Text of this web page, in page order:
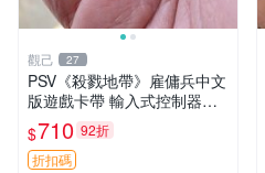
觀己 27
PSV《殺戮地帶》雇傭兵中文
版遊戲卡帶 輸入式控制器相
容 推薦 收藏 射擊遊戲 主機
玩家 必備 6149 擁抱戰場 游
戲卡帶
$710 92折
折扣碼